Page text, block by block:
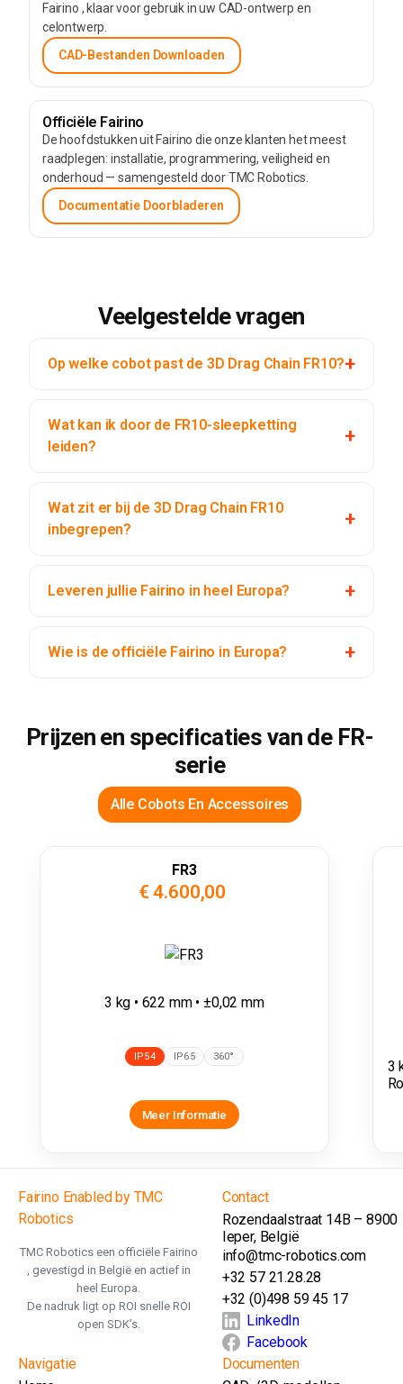
Fairino , klaar voor gebruik in uw CAD-ontwerp en
celontwerp.
CAD-Bestanden Downloaden
Officiële Fairino
De hoofdstukken uit Fairino die onze klanten het meest
raadplegen: installatie, programmering, veiligheid en
onderhoud — samengesteld door TMC Robotics.
Documentatie Doorbladeren
Veelgestelde vragen
Op welke cobot past de 3D Drag Chain FR10?
Wat kan ik door de FR10-sleepketting
leiden?
Wat zit er bij de 3D Drag Chain FR10
inbegrepen?
Leveren jullie Fairino in heel Europa?
Wie is de officiële Fairino in Europa?
Prijzen en specificaties van de FR-
serie
Alle Cobots En Accessoires
FR3
€ 4.600,00
3 kg • 622 mm • ±0,02 mm
IP54 IP65 360°
Meer Informatie
3
Fairino Enabled by TMC
Robotics
TMC Robotics een officiële Fairino
, gevestigd in België en actief in
heel Europa.
De nadruk ligt op ROI snelle ROI
open SDK’s.
Contact
Rozendaalstraat 14B – 8900
Ieper, België
info@tmc-robotics.com
+32 57 21.28.28
+32 (0)498 59 45 17
LinkedIn
Facebook
Navigatie
Documenten